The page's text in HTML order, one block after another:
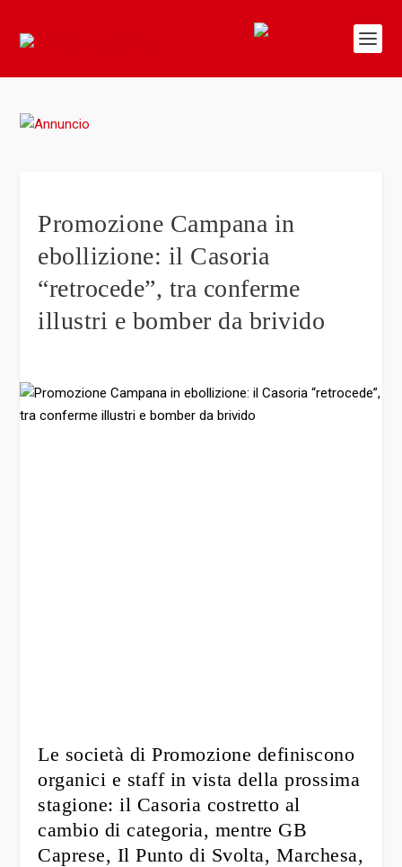
Promozione Campana in
ebollizione: il Casoria
“retrocede”, tra conferme
illustri e bomber da brivido
Le società di Promozione definiscono
organici e staff in vista della prossima
stagione: il Casoria costretto al
cambio di categoria, mentre GB
Caprese, Il Punto di Svolta, Marchesa,